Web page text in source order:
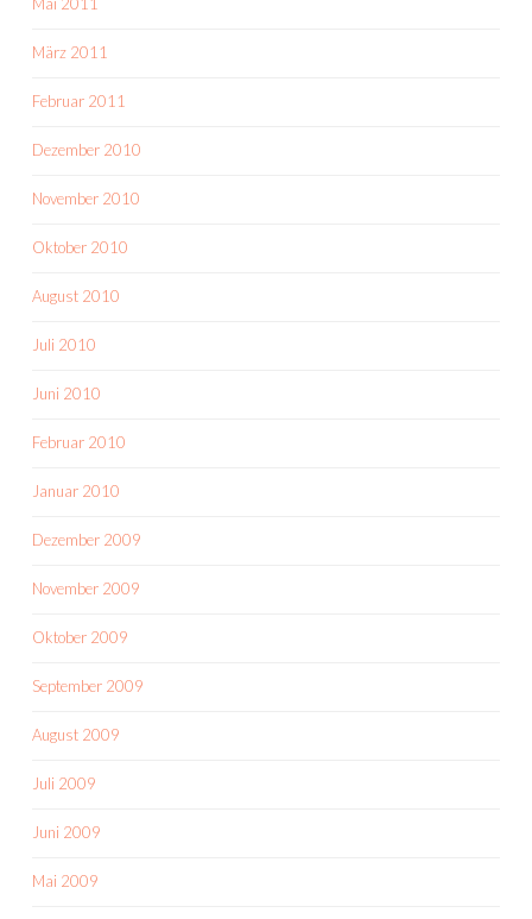
März 2011
Februar 2011
Dezember 2010
November 2010
Oktober 2010
August 2010
Juli 2010
Juni 2010
Februar 2010
Januar 2010
Dezember 2009
November 2009
Oktober 2009
September 2009
August 2009
Juli 2009
Juni 2009
Mai 2009